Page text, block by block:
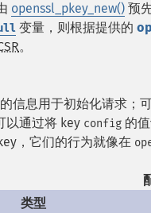
openssl_pkey_new() 预
变量，则根据提供的
。
信息用于初始化请求；
以通过将 key config 的
，它们的行为就像在
类型